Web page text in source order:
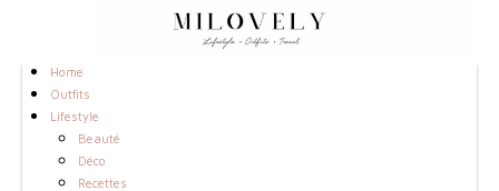
Home
Outfits
Lifestyle
Beauté
Déco
Recettes